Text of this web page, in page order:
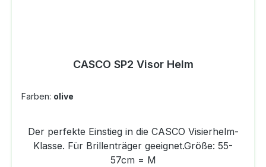
CASCO SP2 Visor Helm
Farben: olive
Der perfekte Einstieg in die CASCO Visierhelm-
Klasse. Für Brillenträger geeignet.Größe: 55-
57cm = M